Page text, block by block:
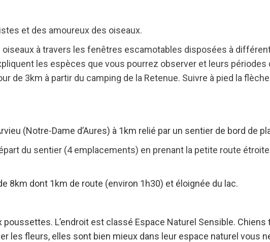
et des amoureux des oiseaux.
oiseaux à travers les fenêtres escamotables disposées à
les espèces que vous pourrez observer et leurs périodes
de 3km à partir du camping de la Retenue. Suivre à pied la flèche
(Notre-Dame d’Aures) à 1km relié par un sentier de bord de
du sentier (4 emplacements) en prenant la petite route
8km dont 1km de route (environ 1h30) et éloignée du lac.
L’endroit est classé Espace Naturel Sensible. Chiens
les fleurs, elles sont bien mieux dans leur espace naturel vous